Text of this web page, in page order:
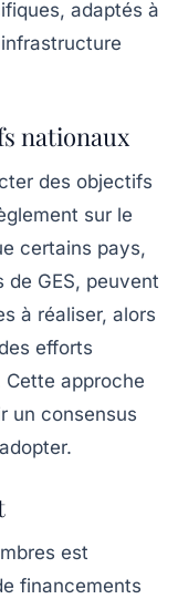
adaptés à
nationaux
des objectifs
sur le
certains pays,
GES, peuvent
à réaliser, alors
efforts
Cette approche
un consensus
est
financements